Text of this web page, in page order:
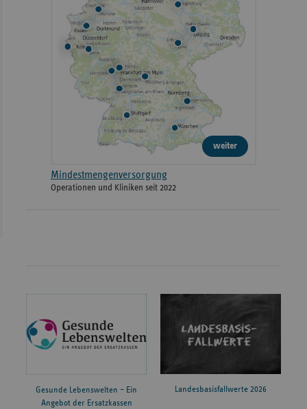
weiter
Mindestmengenversorgung
Operationen und Kliniken seit 2022
Gesunde Lebenswelten – Ein
Angebot der Ersatzkassen
Landesbasisfallwerte 2026